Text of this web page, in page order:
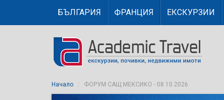
БЪЛГАРИЯ ФРАНЦИЯ ЕКСКУРЗИИ
Начало ФОРУМ САЩ МЕКСИКО - 08.10.2026